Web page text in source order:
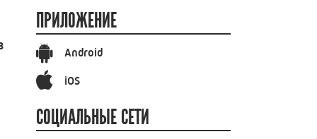
ПРИЛОЖЕНИЕ
Android
iOS
СОЦИАЛЬНЫЕ СЕТИ